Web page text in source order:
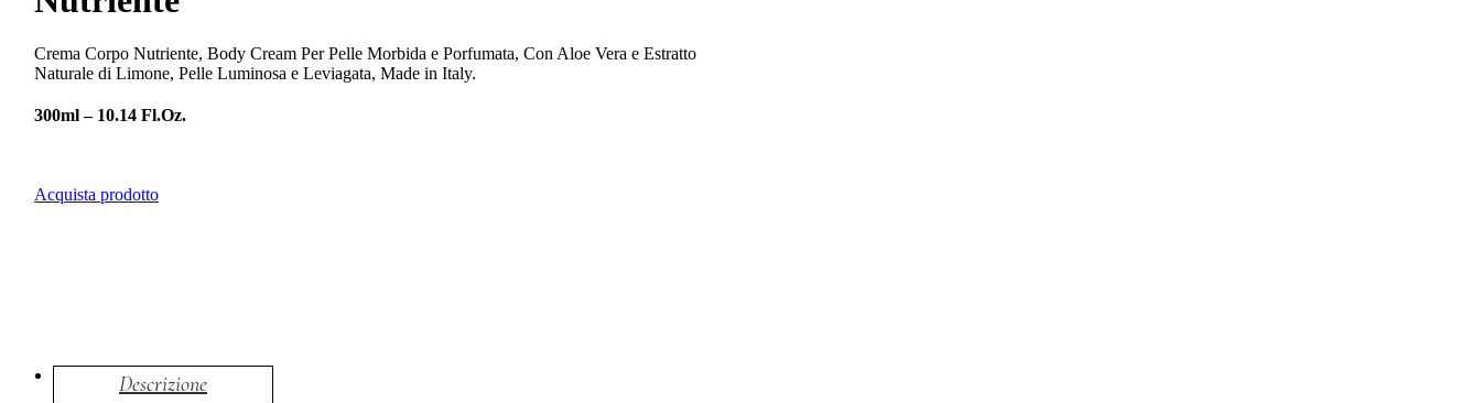
Crema Corpo Nutriente, Body Cream Per Pelle Morbida e Porfumata, Con Aloe Vera e Estratto
Naturale di Limone, Pelle Luminosa e Leviagata, Made in Italy.
300ml – 10.14 Fl.Oz.
Acquista prodotto
Descrizione